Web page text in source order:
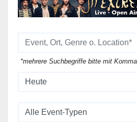
*mehrere Suchbegriffe bitte mit